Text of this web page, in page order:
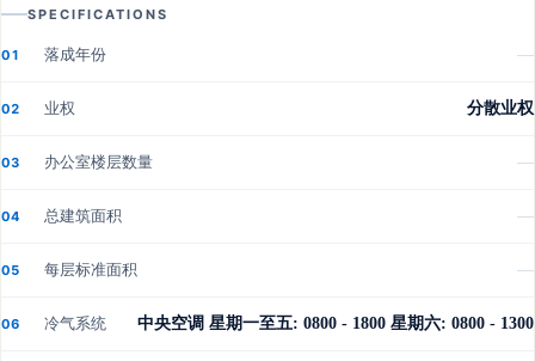
SPECIFICATIONS
01 落成年份 —
02 业权 分散业权
03 办公室楼层数量 —
04 总建筑面积 —
05 每层标准面积 —
06 冷气系统 中央空调 星期一至五: 0800 - 1800 星期六: 0800 - 1300